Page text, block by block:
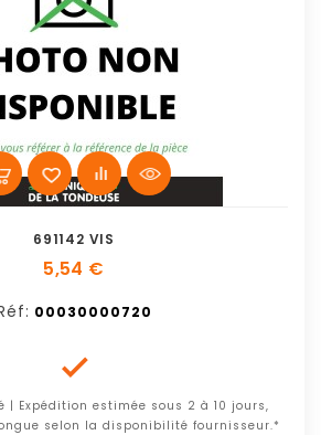
691142 VIS
5,54 €
00030000720

| Expédition estimée sous 2 à 10 jours,
selon la disponibilité fournisseur.*